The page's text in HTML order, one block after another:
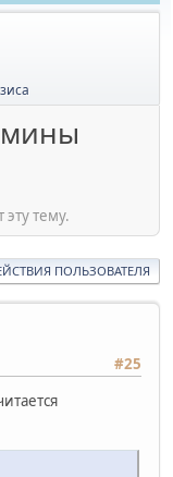
тему.
ПОЛЬЗОВАТЕЛЯ
#25